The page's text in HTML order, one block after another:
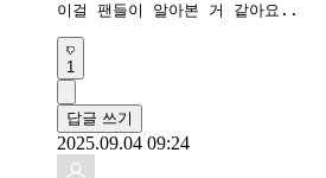
이걸 팬들이 알아본 거 같아요..
1
답글 쓰기
2025.09.04 09:24